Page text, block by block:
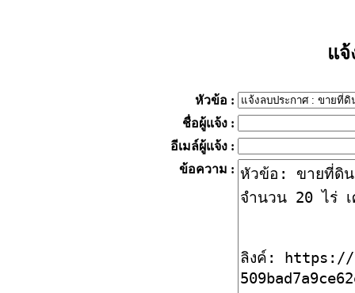
แจ้
หัวข้อ :
ชื่อผู้แจ้ง :
อีเมล์ผู้แจ้ง :
ข้อความ :